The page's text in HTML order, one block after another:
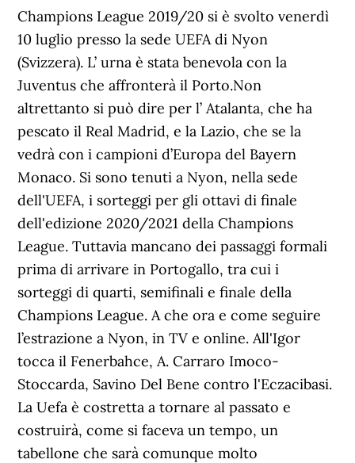
Champions League 2019/20 si è svolto venerdì
10 luglio presso la sede UEFA di Nyon
(Svizzera). L’ urna è stata benevola con la
Juventus che affronterà il Porto.Non
altrettanto si può dire per l’ Atalanta, che ha
pescato il Real Madrid, e la Lazio, che se la
vedrà con i campioni d’Europa del Bayern
Monaco. Si sono tenuti a Nyon, nella sede
dell'UEFA, i sorteggi per gli ottavi di finale
dell'edizione 2020/2021 della Champions
League. Tuttavia mancano dei passaggi formali
prima di arrivare in Portogallo, tra cui i
sorteggi di quarti, semifinali e finale della
Champions League. A che ora e come seguire
l’estrazione a Nyon, in TV e online. All'Igor
tocca il Fenerbahce, A. Carraro Imoco-
Stoccarda, Savino Del Bene contro l'Eczacibasi.
La Uefa è costretta a tornare al passato e
costruirà, come si faceva un tempo, un
tabellone che sarà comunque molto